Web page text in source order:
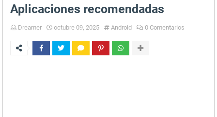
Aplicaciones recomendadas
Dreamer octubre 09, 2025 Android 0 Comentarios